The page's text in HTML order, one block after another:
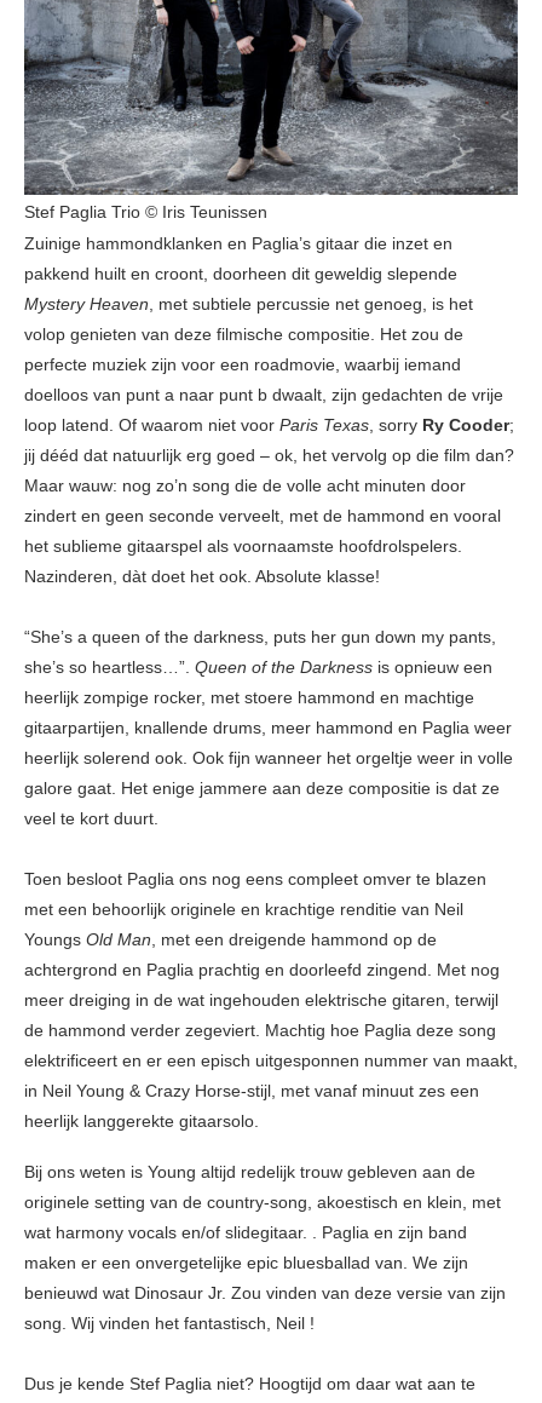
Stef Paglia Trio © Iris Teunissen
Zuinige hammondklanken en Paglia’s gitaar die inzet en
pakkend huilt en croont, doorheen dit geweldig slepende
Mystery Heaven, met subtiele percussie net genoeg, is het
volop genieten van deze filmische compositie. Het zou de
perfecte muziek zijn voor een roadmovie, waarbij iemand
doelloos van punt a naar punt b dwaalt, zijn gedachten de vrije
loop latend. Of waarom niet voor Paris Texas, sorry Ry Cooder;
jij dééd dat natuurlijk erg goed – ok, het vervolg op die film dan?
Maar wauw: nog zo’n song die de volle acht minuten door
zindert en geen seconde verveelt, met de hammond en vooral
het sublieme gitaarspel als voornaamste hoofdrolspelers.
Nazinderen, dàt doet het ook. Absolute klasse!
“She’s a queen of the darkness, puts her gun down my pants,
she’s so heartless…”. Queen of the Darkness is opnieuw een
heerlijk zompige rocker, met stoere hammond en machtige
gitaarpartijen, knallende drums, meer hammond en Paglia weer
heerlijk solerend ook. Ook fijn wanneer het orgeltje weer in volle
galore gaat. Het enige jammere aan deze compositie is dat ze
veel te kort duurt.
Toen besloot Paglia ons nog eens compleet omver te blazen
met een behoorlijk originele en krachtige renditie van Neil
Youngs Old Man, met een dreigende hammond op de
achtergrond en Paglia prachtig en doorleefd zingend. Met nog
meer dreiging in de wat ingehouden elektrische gitaren, terwijl
de hammond verder zegeviert. Machtig hoe Paglia deze song
elektrificeert en er een episch uitgesponnen nummer van maakt,
in Neil Young & Crazy Horse-stijl, met vanaf minuut zes een
heerlijk langgerekte gitaarsolo.
Bij ons weten is Young altijd redelijk trouw gebleven aan de
originele setting van de country-song, akoestisch en klein, met
wat harmony vocals en/of slidegitaar. . Paglia en zijn band
maken er een onvergetelijke epic bluesballad van. We zijn
benieuwd wat Dinosaur Jr. Zou vinden van deze versie van zijn
song. Wij vinden het fantastisch, Neil !
Dus je kende Stef Paglia niet? Hoogtijd om daar wat aan te